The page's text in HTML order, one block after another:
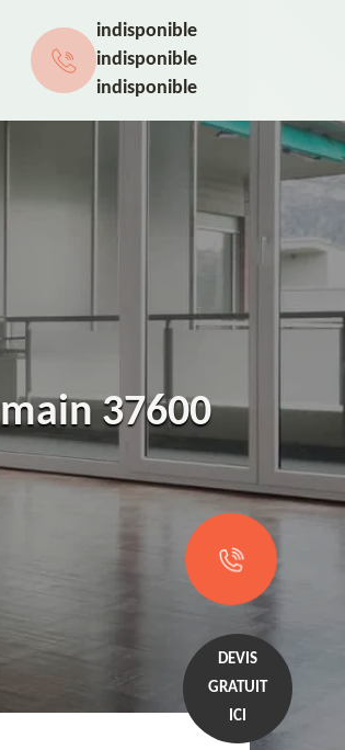
indisponible
indisponible
indisponible
37600
DEVIS
GRATUIT
ICI